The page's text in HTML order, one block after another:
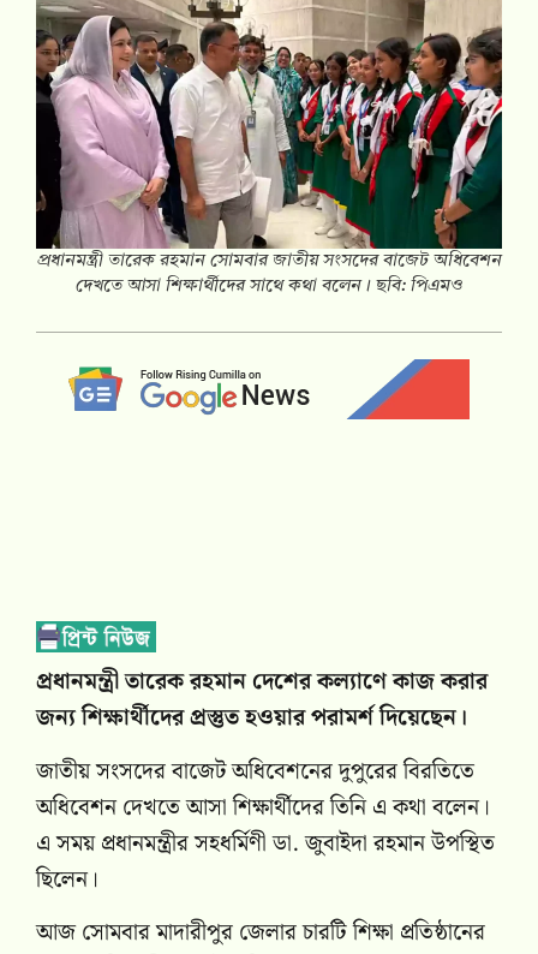
প্রধানমন্ত্রী তারেক রহমান সোমবার জাতীয় সংসদের বাজেট অধিবেশন
দেখতে আসা শিক্ষার্থীদের সাথে কথা বলেন। ছবি: পিএমও
প্রধানমন্ত্রী তারেক রহমান দেশের কল্যাণে কাজ করার
জন্য শিক্ষার্থীদের প্রস্তুত হওয়ার পরামর্শ দিয়েছেন।
জাতীয় সংসদের বাজেট অধিবেশনের দুপুরের বিরতিতে
অধিবেশন দেখতে আসা শিক্ষার্থীদের তিনি এ কথা বলেন।
এ সময় প্রধানমন্ত্রীর সহধর্মিণী ডা. জুবাইদা রহমান উপস্থিত
ছিলেন।
আজ সোমবার মাদারীপুর জেলার চারটি শিক্ষা প্রতিষ্ঠানের